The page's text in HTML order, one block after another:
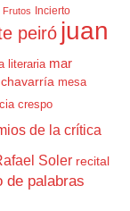
Frutos
Incierto
peiró juan
literaria mar
mesa
crespo
de la crítica
Soler recital
de palabras